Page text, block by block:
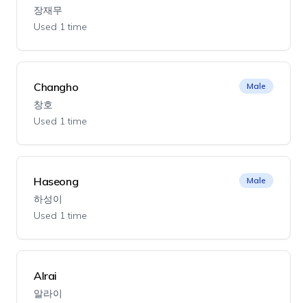
장재무
Used 1 time
Changho
창호
Used 1 time
Male
Haseong
하성이
Used 1 time
Male
Alrai
알라이